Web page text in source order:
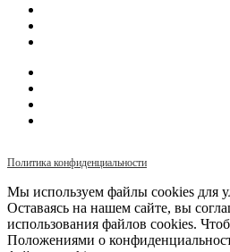
Политика конфиденциальности
Мы используем файлы cookies для
Оставаясь на нашем сайте, вы
использования файлов cookies.
Положениями о